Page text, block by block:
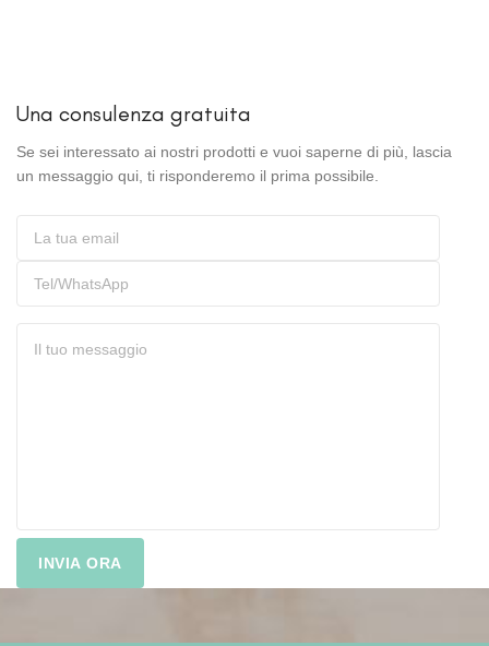
Una consulenza gratuita
Se sei interessato ai nostri prodotti e vuoi saperne di più, lascia
un messaggio qui, ti risponderemo il prima possibile.